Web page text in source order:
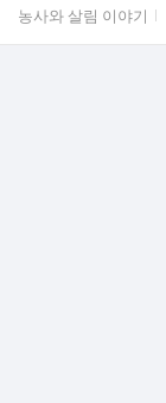
게시판명
농사와 살림 이야기